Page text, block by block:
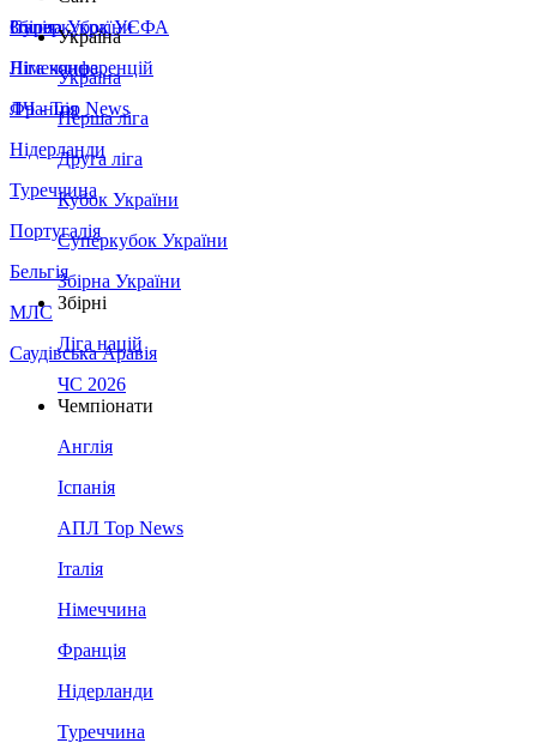
Збірна України
Італія
Німеччина
Франція
Нідерланди
Туреччина
Португалія
Бельгія
МЛС
Саудівська Аравія
Суперкубок УЄФА
Ліга конференцій
ЛЧ - Top News
Україна
Україна
Перша ліга
Друга ліга
Кубок України
Суперкубок України
Збірна України
Збірні
Ліга націй
ЧС 2026
Чемпіонати
Англія
Іспанія
АПЛ Top News
Італія
Німеччина
Франція
Нідерланди
Туреччина